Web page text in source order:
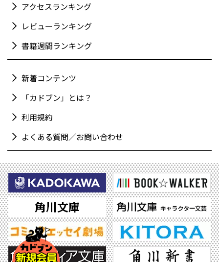
アクセスランキング
レビューランキング
書籍週間ランキング
新着コンテンツ
「カドブン」とは？
利用規約
よくある質問／お問い合わせ